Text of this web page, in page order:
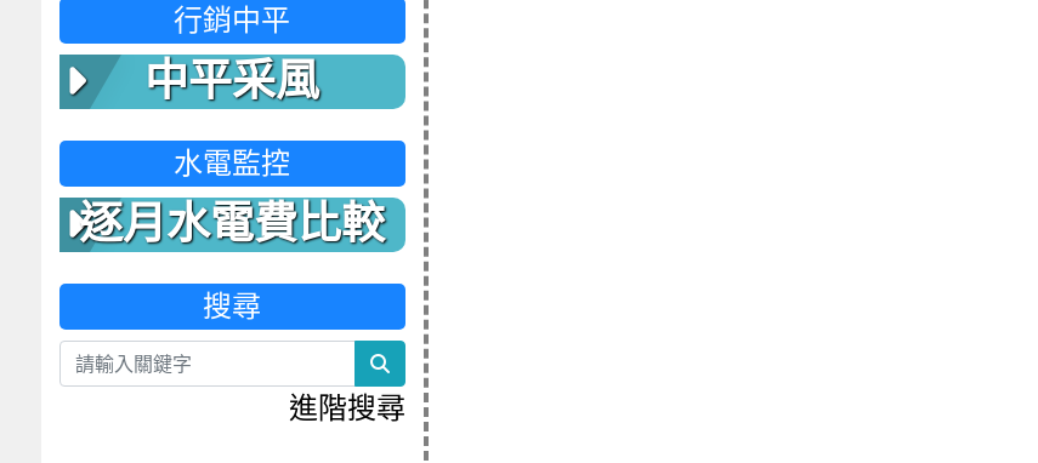
行銷中平
中平采風
水電監控
逐月水電費比較
表
搜尋
search
進階搜尋